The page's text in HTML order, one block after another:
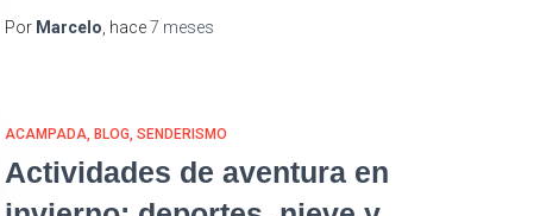
Por Marcelo , hace7 meses
ACAMPADA BLOG SENDERISMO
Actividades de aventura en